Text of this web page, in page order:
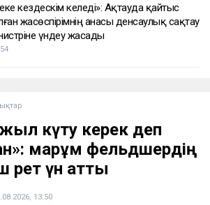
кездескім келеді»: Ақтауда қайтыс
жасөспірімнің анасы денсаулық сақтау
үндеу жасады
күту керек деп
марқұм фельдшердің
рет үн қатты
13:50